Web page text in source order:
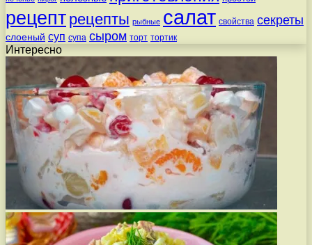
рецепт рецепты рыбные салат свойства секреты
слоеный суп супа сыром торт тортик
Интересно